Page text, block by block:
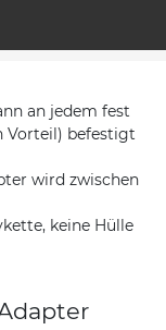
an jedem fest
Vorteil) befestigt
wird zwischen
keine Hülle